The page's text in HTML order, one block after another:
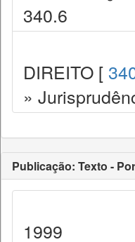
340.6
DIREITO [
»
Publicação: Texto -
1999